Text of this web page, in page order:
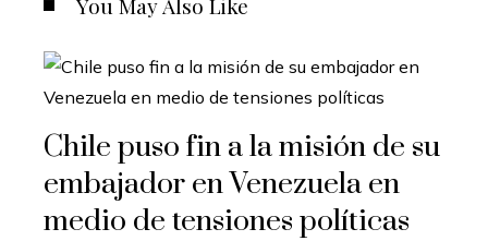
Chile puso fin a la misión de su
embajador en Venezuela en
medio de tensiones políticas